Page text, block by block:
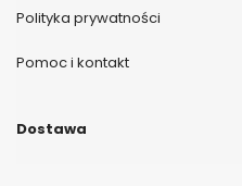
Polityka prywatności
Pomoc i kontakt
Dostawa